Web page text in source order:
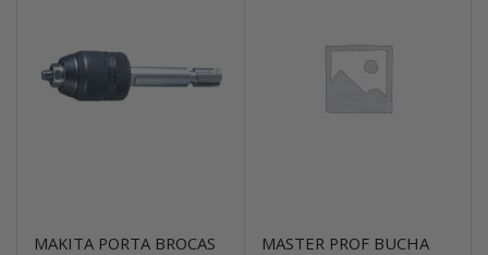
MAKITA PORTA BROCAS
MASTER PROF BUCHA